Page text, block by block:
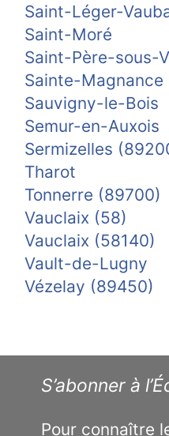
Saint-Léger-
Saint-Moré
Saint-Père-sous-
Sainte-Magnance
Sauvigny-le-Bois
Semur-en-Auxois
Sermizelles
Tharot
Tonnerre (89700)
Vauclaix (58)
Vauclaix (58140)
Vault-de-Lugny
Vézelay (89450)
S’abonner à
Pour connaître